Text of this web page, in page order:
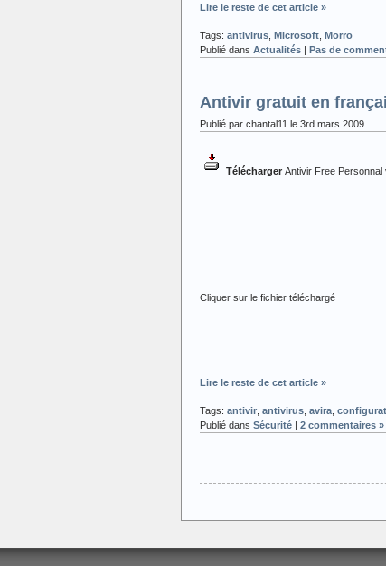
Lire le reste de cet article »
Tags: antivirus Microsoft Morro
Publié dans Actualités | Pas de
Antivir gratuit en
Publié par chantal11 le 3rd mars 2009
Télécharger Antivir Free Personnal
Cliquer sur le fichier téléchargé
Lire le reste de cet article »
Tags: antivir antivirus avira
Publié dans Sécurité | 2 commentaires »